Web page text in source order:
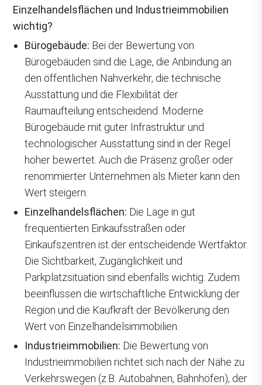
Einzelhandelsflächen und Industrieimmobilien
wichtig?
Bürogebäude: Bei der Bewertung von
Bürogebäuden sind die Lage, die Anbindung an
den öffentlichen Nahverkehr, die technische
Ausstattung und die Flexibilität der
Raumaufteilung entscheidend. Moderne
Bürogebäude mit guter Infrastruktur und
technologischer Ausstattung sind in der Regel
höher bewertet. Auch die Präsenz großer oder
renommierter Unternehmen als Mieter kann den
Wert steigern.
Einzelhandelsflächen: Die Lage in gut
frequentierten Einkaufsstraßen oder
Einkaufszentren ist der entscheidende Wertfaktor.
Die Sichtbarkeit, Zugänglichkeit und
Parkplatzsituation sind ebenfalls wichtig. Zudem
beeinflussen die wirtschaftliche Entwicklung der
Region und die Kaufkraft der Bevölkerung den
Wert von Einzelhandelsimmobilien.
Industrieimmobilien: Die Bewertung von
Industrieimmobilien richtet sich nach der Nähe zu
Verkehrswegen (z.B. Autobahnen, Bahnhöfen), der